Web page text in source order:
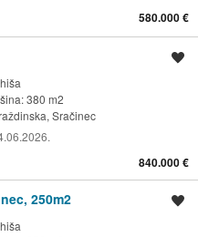
580.000 €
380 m2
Sračinec
840.000 €
250m2